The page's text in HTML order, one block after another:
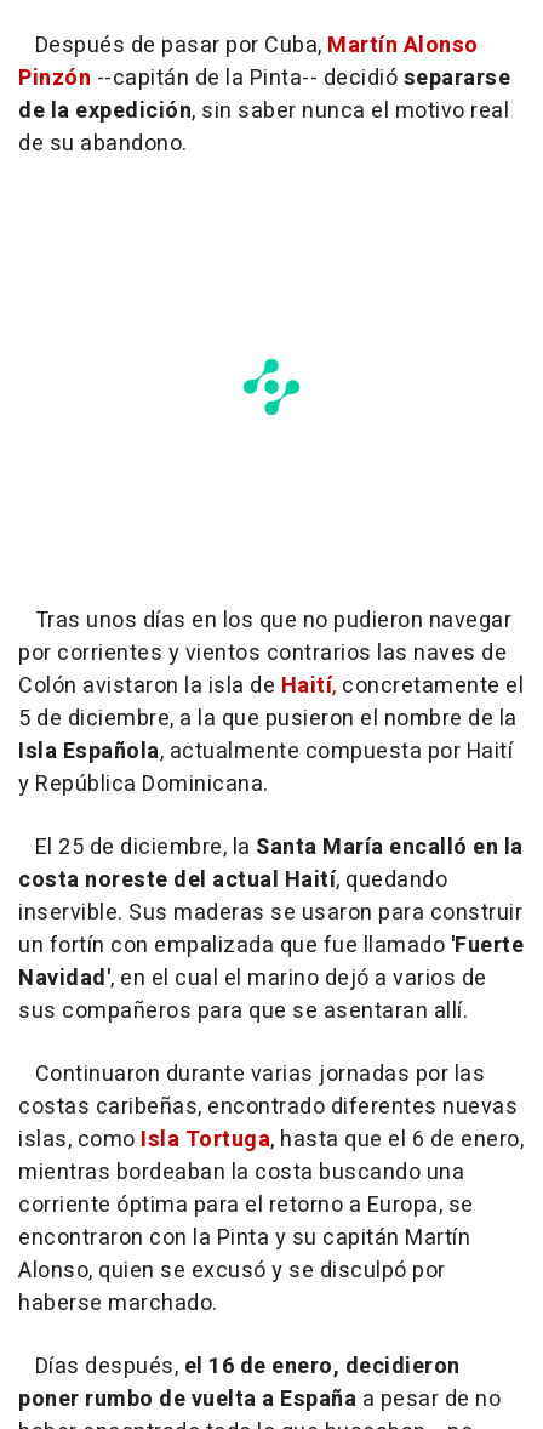
Después de pasar por Cuba, Martín Alonso
Pinzón --capitán de la Pinta-- decidiósepararse
de la expedición, sin saber nunca el motivo real
de su abandono.
Tras unos días en los que no pudieron navegar
por corrientes y vientos contrarios las naves de
Colón avistaron la isla de Haití, concretamente el
5 de diciembre, a la que pusieron el nombre de la
Isla Española, actualmente compuesta por Haití
y República Dominicana.
El 25 de diciembre, la Santa María encalló en la
costa noreste del actual Haití, quedando
inservible. Sus maderas se usaron para construir
un fortín con empalizada que fue llamado 'Fuerte
Navidad', en el cual el marino dejó a varios de
sus compañeros para que se asentaran allí.
Continuaron durante varias jornadas por las
costas caribeñas, encontrado diferentes nuevas
islas, como Isla Tortuga, hasta que el 6 de enero,
mientras bordeaban la costa buscando una
corriente óptima para el retorno a Europa, se
encontraron con la Pinta y su capitán Martín
Alonso, quien se excusó y se disculpó por
haberse marchado.
Días después, el 16 de enero, decidieron
poner rumbo de vuelta a España a pesar de no